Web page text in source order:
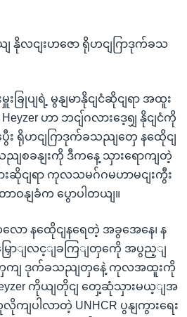
လငျးဟဇော ရိုဟငျဂြာဒုက်ခသ
ြုပျရဲ့ မွနျမာနိုငျငံဆိုငျရာ အထူး
ဟာ ဘငျ်ဂလားဒေ့ရျှ နိုငျငံကို
ေီး ရိုဟငျဂြာဒုက်ခသညျတှေ နထေိုငျ
ညျစခနျးကို ဒီကနေ့ သှားရောကျတဲ့
းဆိုငျရာ ကုလသမဂ်ဂမဟာမငျးကွီး
တာဝနျခံက ပွောပါတယျ။
ာ နထေိုငျနရေတဲ့ အခွအေနေ၊ န
မြှောျလင့ျခကြျတှကေို အပွည့ျ
တှကျ ဒုက်ခသညျတှနေဲ့ ကုလအထူးကို
ကိုယျတိုငျ တှေ့ဆုံသှားမယ့ျအ
လိုကျပါလာတဲ့ UNHCR ပွနျကွားရေး